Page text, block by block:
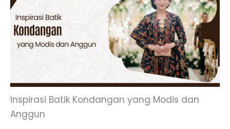
Inspirasi Batik Kondangan yang Modis dan
Anggun